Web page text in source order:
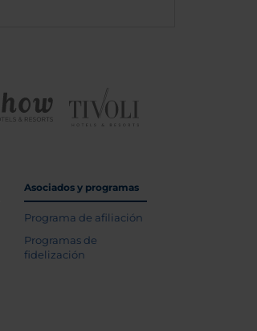
Asociados y programas
Programa de afiliación
Programas de
fidelización